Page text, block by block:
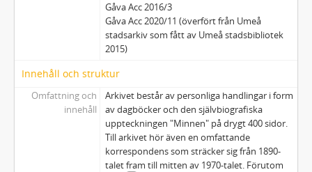
Gåva Acc 2016/3
Gåva Acc 2020/11 (överfört från Umeå
stadsarkiv som fått av Umeå stadsbibliotek
2015)
Innehåll och struktur
Omfattning och
innehåll
Arkivet består av personliga handlingar i form
av dagböcker och den självbiografiska
uppteckningen "Minnen" på drygt 400 sidor.
Till arkivet hör även en omfattande
korrespondens som sträcker sig från 1890-
talet fram till mitten av 1970-talet. Förutom